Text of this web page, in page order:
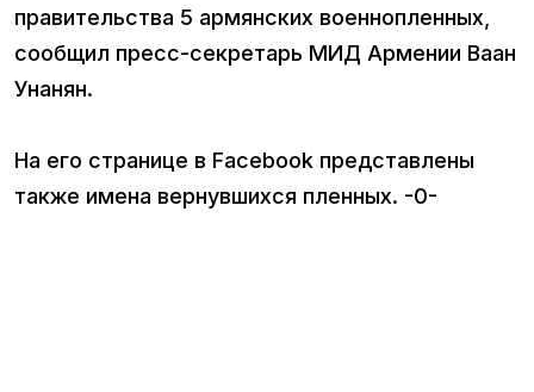
правительства 5 армянских военнопленных,
сообщил пресс-секретарь МИД Армении Ваан
Унанян.
На его странице в Facebook представлены
также имена вернувшихся пленных. -0-